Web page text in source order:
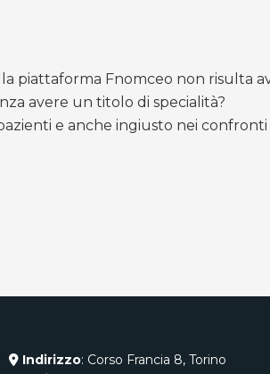
piattaforma Fnomceo non risulta
avere un titolo di specialità?
e anche ingiusto nei
Indirizzo: Corso Francia 8, Torino